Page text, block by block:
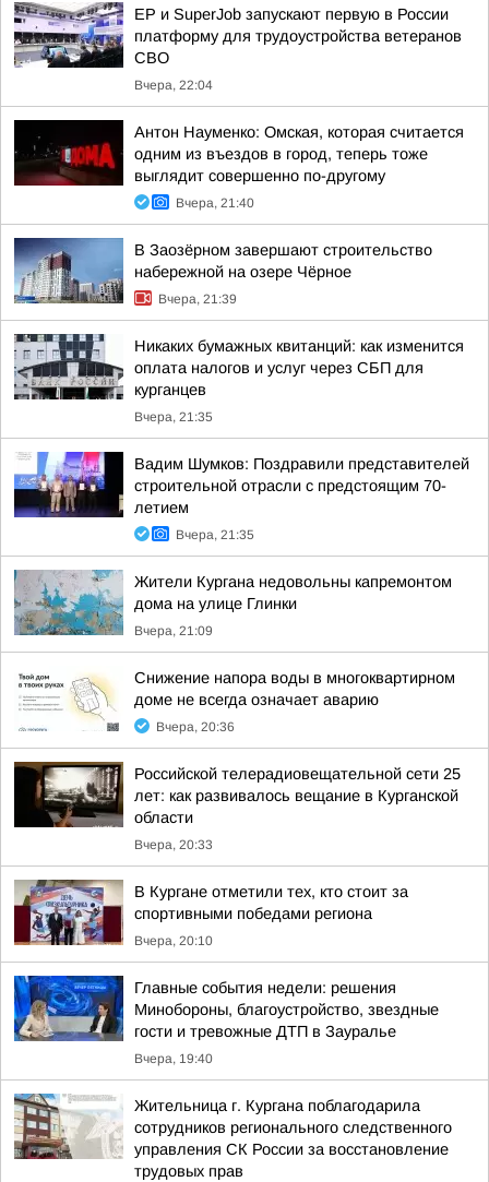
ЕР и SuperJob запускают первую в России
платформу для трудоустройства ветеранов
СВО
Вчера, 22:04
Антон Науменко: Омская, которая считается
одним из въездов в город, теперь тоже
выглядит совершенно по-другому
Вчера, 21:40
В Заозёрном завершают строительство
набережной на озере Чёрное
Вчера, 21:39
Никаких бумажных квитанций: как изменится
оплата налогов и услуг через СБП для
курганцев
Вчера, 21:35
Вадим Шумков: Поздравили представителей
строительной отрасли с предстоящим 70-
летием
Вчера, 21:35
Жители Кургана недовольны капремонтом
дома на улице Глинки
Вчера, 21:09
Снижение напора воды в многоквартирном
доме не всегда означает аварию
Вчера, 20:36
Российской телерадиовещательной сети 25
лет: как развивалось вещание в Курганской
области
Вчера, 20:33
В Кургане отметили тех, кто стоит за
спортивными победами региона
Вчера, 20:10
Главные события недели: решения
Минобороны, благоустройство, звездные
гости и тревожные ДТП в Зауралье
Вчера, 19:40
Жительница г. Кургана поблагодарила
сотрудников регионального следственного
управления СК России за восстановление
трудовых прав